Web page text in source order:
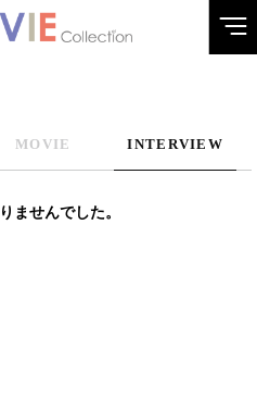
MOVIE INTERVIEW
ませんでした。